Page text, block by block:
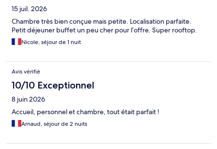
15 juil. 2026
Chambre très bien conçue mais petite. Localisation parfaite.
Petit déjeuner buffet un peu cher pour l’offre. Super rooftop.
Nicole, séjour de 1 nuit
Avis vérifié
10/10 Exceptionnel
8 juin 2026
Accueil, personnel et chambre, tout était parfait !
Arnaud, séjour de 2 nuits